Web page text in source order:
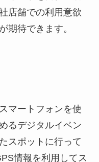
店舗での利用意欲
期待できます。
マートフォンを使
るデジタルイベン
スポットに行って
情報を利用してス